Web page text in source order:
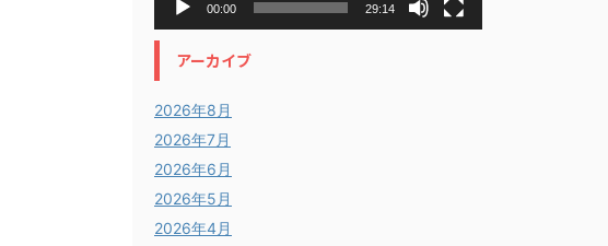
00:00 29:14
アーカイブ
2026年8月
2026年7月
2026年6月
2026年5月
2026年4月